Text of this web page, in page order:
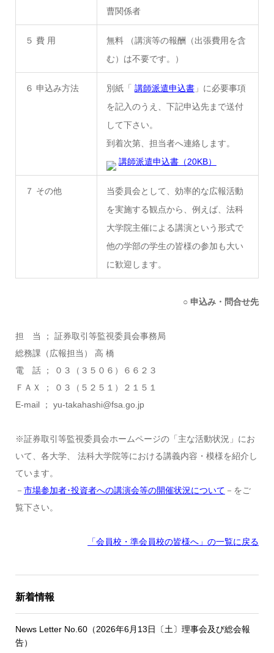
曹関係者
５ 費 用
無料 （講演等の報酬（出張費用を含
む）は不要です。）
６ 申込み方法 別紙「 講師派遣申込書」に必要事項
を記入のうえ、下記申込先まで送付
して下さい。
到着次第、担当者へ連絡します。
講師派遣申込書（20KB）
７ その他
当委員会として、効率的な広報活動
を実施する観点から、例えば、法科
大学院主催による講演という形式で
他の学部の学生の皆様の参加も大い
に歓迎します。
○ 申込み・問合せ先
担 当 ； 証券取引等監視委員会事務局
総務課（広報担当） 高 橋
電 話 ； ０３（３５０６）６６２３
ＦＡＸ ； ０３（５２５１）２１５１
E-mail ； yu-takahashi@fsa.go.jp
※証券取引等監視委員会ホームページの「主な活動状況」にお
いて、各大学、 法科大学院等における講義内容・模様を紹介し
ています。
－ 市場参加者･投資者への講演会等の開催状況について －をご
覧下さい。
「会員校・準会員校の皆様へ」の一覧に戻る
新着情報
News Letter No.60（2026年6月13日〔土〕理事会及び総会報
告）